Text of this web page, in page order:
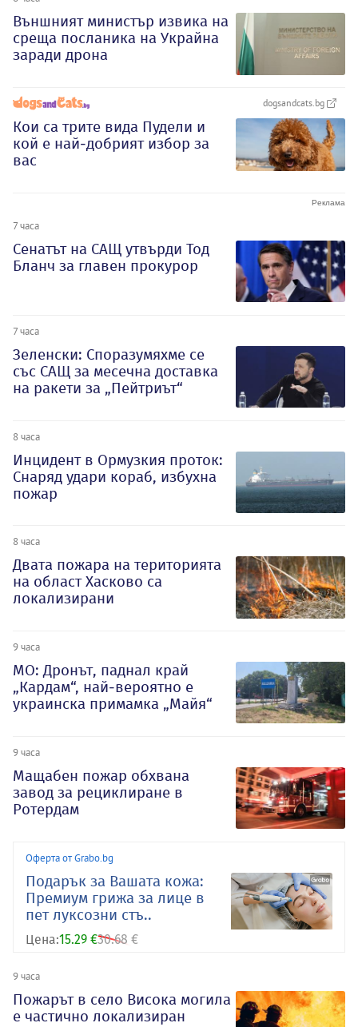
Външният министър извика на
среща посланика на Украйна
заради дрона
dogsandcats.bg
Кои са трите вида Пудели и
кой е най-добрият избор за
вас
7 часа
Сенатът на САЩ утвърди Тод
Бланч за главен прокурор
7 часа
Зеленски: Споразумяхме се
със САЩ за месечна доставка
на ракети за „Пейтриът“
8 часа
Инцидент в Ормузкия проток:
Снаряд удари кораб, избухна
пожар
8 часа
Двата пожара на територията
на област Хасково са
локализирани
9 часа
МО: Дронът, паднал край
„Кардам“, най-вероятно е
украинска примамка „Майя“
9 часа
Мащабен пожар обхвана
завод за рециклиране в
Ротердам
Оферта от Grabo.bg
Подарък за Вашата кожа:
Премиум грижа за лице в
пет луксозни стъ..
Цена:15.29 €30.68 €
9 часа
Пожарът в село Висока могила
е частично локализиран